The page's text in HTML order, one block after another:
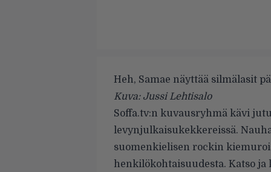
Heh, Samae näyttää silmälasit
Kuva: Jussi Lehtisalo
Soffa.tv:n kuvausryhmä kävi
levynjulkaisukekkereissä.
suomenkielisen rockin
henkilökohtaisuudesta. Katso